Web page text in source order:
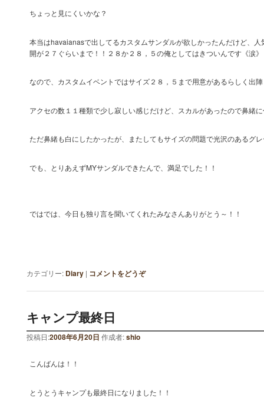
ちょっと見にくいかな？
本当はhavaianasで出してるカスタムサンダルが欲しかったんだけど、
開が２７ぐらいまで！！２８か２８，５の俺としてはきついんです《涙
なので、カスタムイベントではサイズ２８，５まで用意があるらしく出
アクセの数１１種類で少し寂しい感じだけど、スカルがあったので鼻緒
ただ鼻緒も白にしたかったが、またしてもサイズの問題で光沢のあるグ
でも、とりあえずMYサンダルできたんで、満足でした！！
ではでは、今日も独り言を聞いてくれたみなさんありがとう～！！
カテゴリー: Diary | コメントをどうぞ
キャンプ最終日
投稿日:2008年6月20日 作成者:shio
こんばんは！！
とうとうキャンプも最終日になりました！！